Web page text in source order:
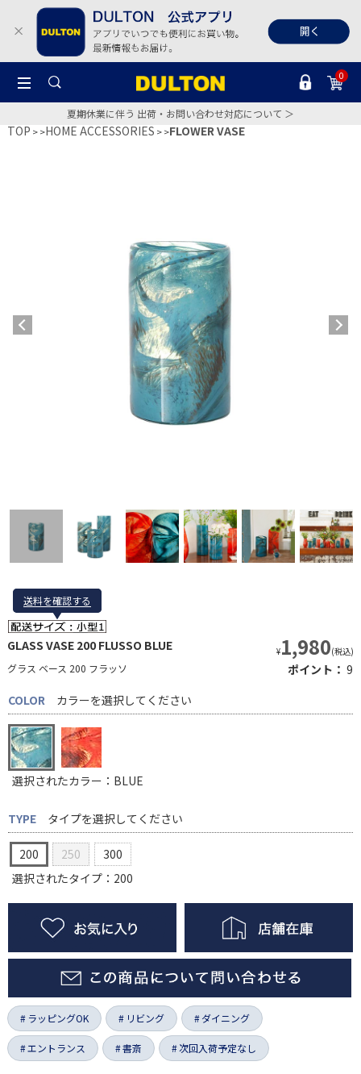
0
夏期休業に伴う 出荷・お問い合わせ対応について ＞
TOP >HOME ACCESSORIES >FLOWER VASE
送料を確認する
送料を確認する
GLASS VASE 200 FLUSSO BLUE
グラス ベース 200 フラッソ
¥1,980(税込)
ポイント： 9
COLOR
カラーを選択してください
選択されたカラー：BLUE
TYPE タイプを選択してください
200 250
300
選択されたタイプ：200
ラッピングOK リビング ダイニング
エントランス 書斎 次回入荷予定なし